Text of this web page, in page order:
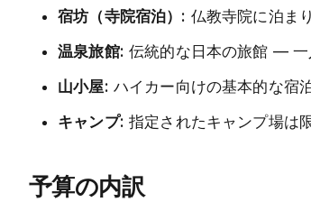
宿坊（寺院宿泊）: 仏教寺院に泊ま
温泉旅館: 伝統的な日本の旅館 —
山小屋: ハイカー向けの基本的な
キャンプ: 指定されたキャンプ場は
予算の内訳